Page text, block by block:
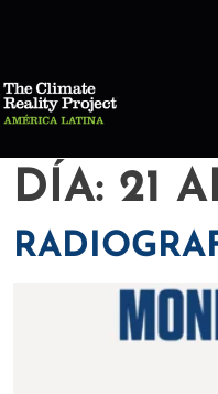
DÍA: 21